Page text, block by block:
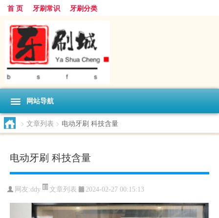
首 页 牙刷常识 牙刷分类
网站导航
> 文章列表 > 电动牙刷 科技含量
电动牙刷 科技含量
网友:ddy 文章列表 2024-02-27 00:15:13